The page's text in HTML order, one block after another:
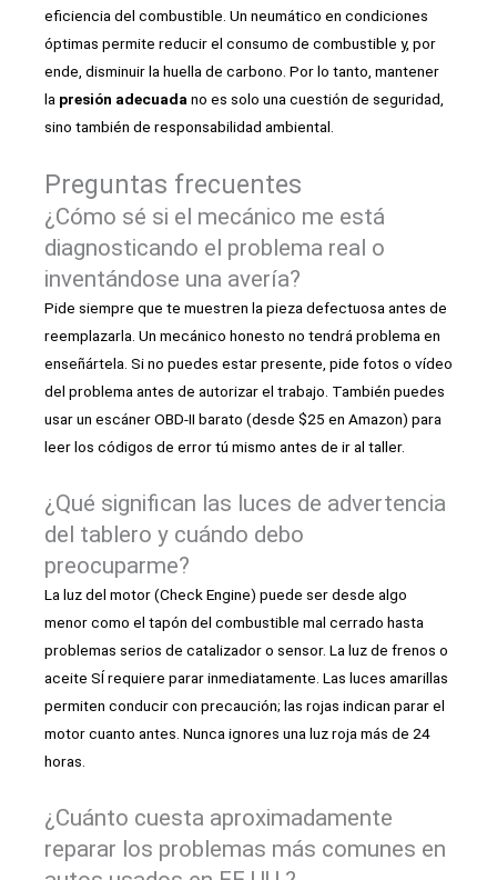
eficiencia del combustible. Un neumático en condiciones
óptimas permite reducir el consumo de combustible y, por
ende, disminuir la huella de carbono. Por lo tanto, mantener
la presión adecuadano es solo una cuestión de seguridad,
sino también de responsabilidad ambiental.
Preguntas frecuentes
¿Cómo sé si el mecánico me está
diagnosticando el problema real o
inventándose una avería?
Pide siempre que te muestren la pieza defectuosa antes de
reemplazarla. Un mecánico honesto no tendrá problema en
enseñártela. Si no puedes estar presente, pide fotos o vídeo
del problema antes de autorizar el trabajo. También puedes
usar un escáner OBD-II barato (desde $25 en Amazon) para
leer los códigos de error tú mismo antes de ir al taller.
¿Qué significan las luces de advertencia
del tablero y cuándo debo
preocuparme?
La luz del motor (Check Engine) puede ser desde algo
menor como el tapón del combustible mal cerrado hasta
problemas serios de catalizador o sensor. La luz de frenos o
aceite SÍ requiere parar inmediatamente. Las luces amarillas
permiten conducir con precaución; las rojas indican parar el
motor cuanto antes. Nunca ignores una luz roja más de 24
horas.
¿Cuánto cuesta aproximadamente
reparar los problemas más comunes en